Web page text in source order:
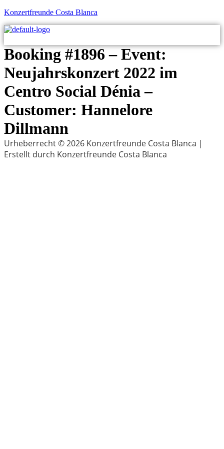
Konzertfreunde Costa Blanca
Booking #1896 – Event:
Neujahrskonzert 2022 im
Centro Social Dénia –
Customer: Hannelore
Dillmann
Urheberrecht © 2026 Konzertfreunde Costa Blanca |
Erstellt durch Konzertfreunde Costa Blanca